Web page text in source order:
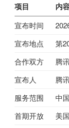
项目 内
宣布时间
宣布地点
第
合作双方
腾
宣布人
腾
服务范围
中
首期开放
美